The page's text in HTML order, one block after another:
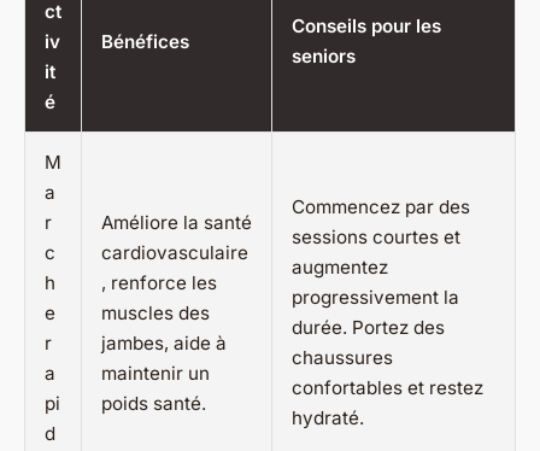
ct
iv
it
é
Bénéfices
Conseils pour les
seniors
M
a
r
c
h
e
r
a
pi
d
Améliore la santé
cardiovasculaire
, renforce les
muscles des
jambes, aide à
maintenir un
poids santé.
Commencez par des
sessions courtes et
augmentez
progressivement la
durée. Portez des
chaussures
confortables et restez
hydraté.